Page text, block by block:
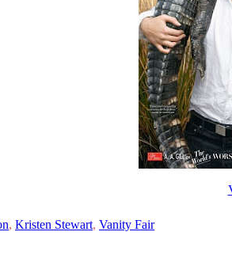
, Kristen Stewart, Vanity Fair